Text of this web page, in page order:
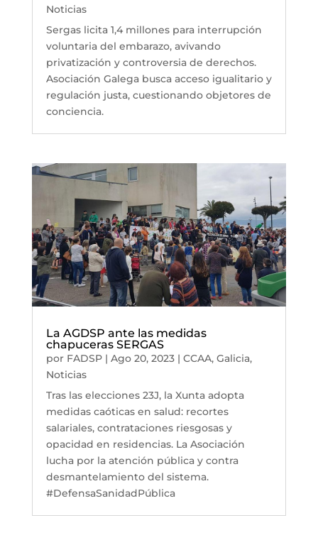
Noticias
Sergas licita 1,4 millones para interrupción
voluntaria del embarazo, avivando
privatización y controversia de derechos.
Asociación Galega busca acceso igualitario y
regulación justa, cuestionando objetores de
conciencia.
La AGDSP ante las medidas
chapuceras SERGAS
por FADSP| Ago 20, 2023| CCAA, Galicia,
Noticias
Tras las elecciones 23J, la Xunta adopta
medidas caóticas en salud: recortes
salariales, contrataciones riesgosas y
opacidad en residencias. La Asociación
lucha por la atención pública y contra
desmantelamiento del sistema.
#DefensaSanidadPública